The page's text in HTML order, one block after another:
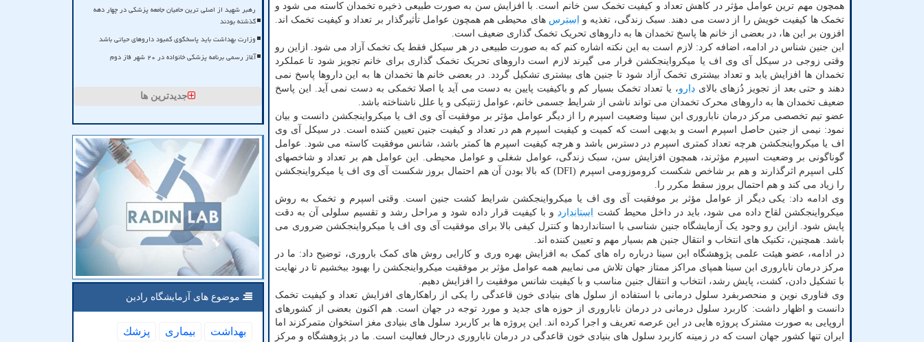
همچون مهم ترین عوامل مؤثر در کاهش تعداد و کیفیت تخمک سن خانم است. با افزایش سن به صورت طبیعی ذخیره تخمدان کاسته می شود و
تخمک ها کیفیت خویش را از دست می دهند. سبک زندگی، تغذیه و
استرس های محیطی هم همچون عوامل تأثیرگذار بر تعداد و کیفیت تخمک اند.
افزون بر این ها، در بعضی از خانم ها پاسخ تخمدان ها به داروهای تحریک تخمک گذاری ضعیف است.
این جنین شناس در ادامه، اضافه کرد: لازم است به این نکته اشاره کنم که به صورت طبیعی در هر سیکل فقط یک تخمک آزاد می شود. ازاین رو
وقتی زوجی در سیکل آی وی اف یا میکرواینجکشن قرار می گیرند لازم است داروهای تحریک تخمک گذاری برای خانم تجویز شود تا عملکرد
تخمدان ها افزایش یابد و تعداد بیشتری تخمک آزاد شود تا جنین های بیشتری تشکیل گردد. در بعضی خانم ها تخمدان ها به این داروها پاسخ نمی
دهند و حتی بعد از تجویز دُزهای بالایدارو، یا تعداد تخمک بسیار کم و باکیفیت پایین به دست می آید یا اصلا تخمکی به دست نمی آید. این پاسخ
ضعیف تخمدان ها به داروهای محرک تخمدان می تواند ناشی از شرایط جسمی خانم، عوامل ژنتیکی و یا علل ناشناخته باشد.
عضو تیم تخصصی مرکز درمان ناباروری ابن سینا وضعیت اسپرم را از دیگر عوامل مؤثر بر موفقیت آی وی اف یا میکرواینجکشن دانست و بیان
نمود: نیمی از جنین حاصل اسپرم است و بدیهی است که کمیت و کیفیت اسپرم هم در تعداد و کیفیت جنین تعیین کننده است. در سیکل آی وی
اف یا میکرواینجکشن هرچه تعداد کمتری اسپرم در دسترس باشد و هرچه کیفیت اسپرم ها کمتر باشد، شانس موفقیت کاسته می شود. عوامل
گوناگونی بر وضعیت اسپرم مؤثرند، همچون افزایش سن، سبک زندگی، عوامل شغلی و عوامل محیطی. این عوامل هم بر تعداد و شاخصهای
کلی اسپرم اثرگذارند و هم بر شاخص شکست کروموزومی اسپرم (DFI) که بالا بودن آن هم احتمال بروز شکست آی وی اف یا میکرواینجکشن
را زیاد می کند و هم احتمال بروز سقط مکرر را.
وی ادامه داد: یکی دیگر از عوامل مؤثر بر موفقیت آی وی اف یا میکرواینجکشن شرایط کشت جنین است. وقتی اسپرم و تخمک به روش
میکرواینجکشن لقاح داده می شود، باید در داخل محیط کشت
استانداردو با کیفیت قرار داده شود و مراحل رشد و تقسیم سلولی آن به دقت
پایش شود. ازاین رو وجود یک آزمایشگاه جنین شناسی با استانداردها و کنترل کیفی بالا برای موفقیت آی وی اف یا میکرواینجکشن ضروری می
باشد. همچنین، تکنیک های انتخاب و انتقال جنین هم بسیار مهم و تعیین کننده اند.
در ادامه، عضو هیئت علمی پژوهشگاه ابن سینا درباره راه های کمک به افزایش بهره وری و کارایی روش های کمک باروری، توضیح داد: ما در
مرکز درمان ناباروری ابن سینا همپای مراکز ممتاز جهان تلاش می نماییم همه عوامل مؤثر بر موفقیت میکرواینجکشن را بهبود ببخشیم تا در نهایت
با تشکیل دادن، کشت، پایش رشد، انتخاب و انتقال جنین مناسب و با کیفیت شانس موفقیت را افزایش دهیم.
وی فناوری نوین و منحصربفرد سلول درمانی با استفاده از سلول های بنیادی خون قاعدگی را یکی از راهکارهای افزایش تعداد و کیفیت تخمک
دانست و اظهار داشت: کاربرد سلول درمانی در درمان ناباروری از حوزه های جدید و مورد توجه در جهان است. هم اکنون بعضی از کشورهای
اروپایی به صورت مشترک پروژه هایی در این عرصه تعریف و اجرا کرده اند. این پروژه ها بر کاربرد سلول های بنیادی مغز استخوان متمرکزند اما
ایران تنها کشور جهان است که در زمینه کاربرد سلول های بنیادی خون قاعدگی در درمان ناباروری درحال فعالیت است. ما در پژوهشگاه و مرکز
رهبر شهید از اصلی ترین حامیان جامعه پزشکی در چهار دهه
گذشته بودند
وزارت بهداشت باید پاسخگوی کمبود داروهای حیاتی باشد
آغاز رسمی برنامه پزشکی خانواده در ۲۰ شهر فاز دوم
جدیدترین ها
موضوع های آزمایشگاه رادین
بهداشت بیماری
پزشك